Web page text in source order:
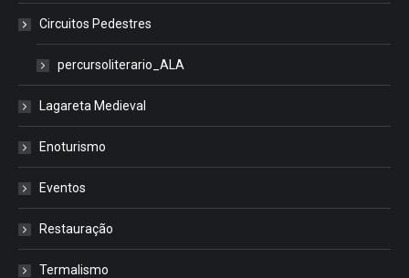
Circuitos Pedestres
percursoliterario_ALA
Lagareta Medieval
Enoturismo
Eventos
Restauração
Termalismo